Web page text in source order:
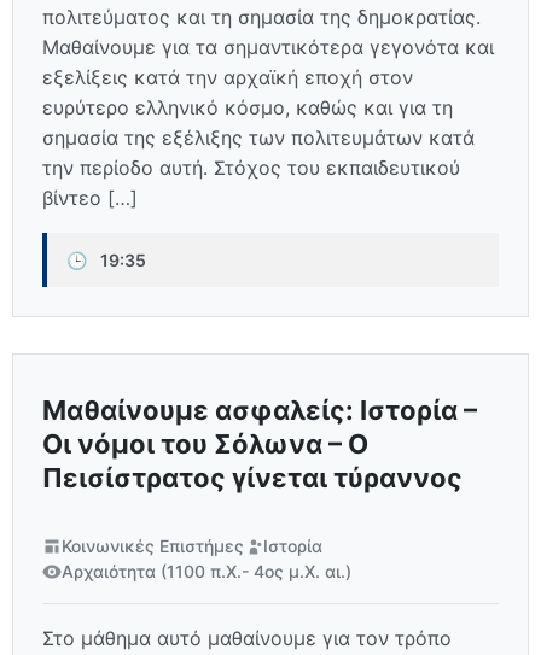
πολιτεύματος και τη σημασία της δημοκρατίας.
Μαθαίνουμε για τα σημαντικότερα γεγονότα και
εξελίξεις κατά την αρχαϊκή εποχή στον
ευρύτερο ελληνικό κόσμο, καθώς και για τη
σημασία της εξέλιξης των πολιτευμάτων κατά
την περίοδο αυτή. Στόχος του εκπαιδευτικού
βίντεο […]
🕒 19:35
Μαθαίνουμε ασφαλείς: Ιστορία –
Οι νόμοι του Σόλωνα – Ο
Πεισίστρατος γίνεται τύραννος
Κοινωνικές Επιστήμες
Ιστορία
Αρχαιότητα (1100 π.Χ.- 4ος μ.Χ. αι.)
Στο μάθημα αυτό μαθαίνουμε για τον τρόπο